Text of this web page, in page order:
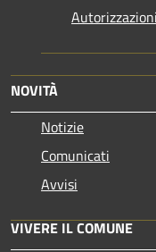
Autorizzazioni
NOVITÀ
Notizie
Comunicati
Avvisi
VIVERE IL COMUNE